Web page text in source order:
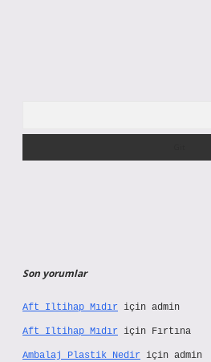
Son yorumlar
Aft Iltihap Mıdır için admin
Aft Iltihap Mıdır için Fırtına
Ambalaj Plastik Nedir için admin